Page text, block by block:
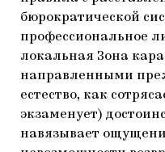
бюрократической
профессиональное
локальная Зона
направленными
естество, как
экзаменует)
навязывает